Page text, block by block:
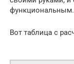
функциональным.
Вот таблица с